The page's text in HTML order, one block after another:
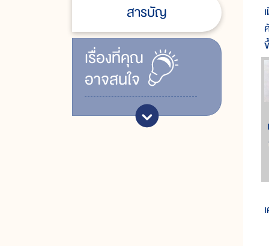
สารบัญ
เรื่ิองที่คุณ
อาจสนใจ